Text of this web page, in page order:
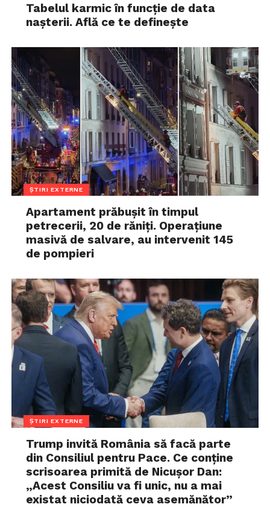
Tabelul karmic în funcție de data
nașterii. Află ce te definește
ȘTIRI EXTERNE
Apartament prăbușit în timpul
petrecerii, 20 de răniți. Operațiune
masivă de salvare, au intervenit 145
de pompieri
ȘTIRI EXTERNE
Trump invită România să facă parte
din Consiliul pentru Pace. Ce conține
scrisoarea primită de Nicușor Dan:
„Acest Consiliu va fi unic, nu a mai
existat niciodată ceva asemănător”